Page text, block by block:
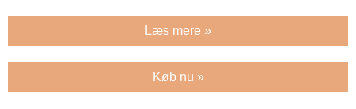
Læs mere »
Køb nu »